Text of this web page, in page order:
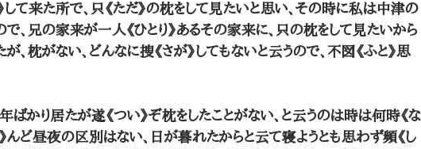
して来た所で、只《ただ》の枕をして見たいと思い、その時に私は中津の
、兄の家来が一人《ひとり》あるその家来に、只の枕をして見たいから
が、枕がない、どんなに捜《さが》してもないと云うので、不図《ふと》思
かり居たが遂《つい》ぞ枕をしたことがない、と云うのは時は何時《な
》んど昼夜の区別はない、日が暮れたからと云て寝ようとも思わず頻《し